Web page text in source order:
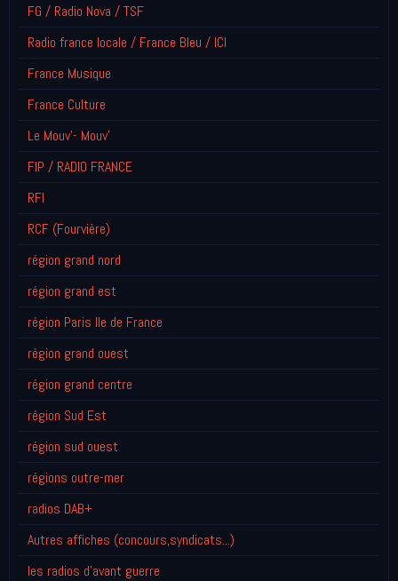
FG / Radio Nova / TSF
Radio france locale / France Bleu / ICI
France Musique
France Culture
Le Mouv'- Mouv'
FIP / RADIO FRANCE
RFI
RCF (Fourvière)
région grand nord
région grand est
région Paris Ile de France
région grand ouest
région grand centre
région Sud Est
région sud ouest
régions outre-mer
radios DAB+
Autres affiches (concours,syndicats...)
les radios d'avant guerre